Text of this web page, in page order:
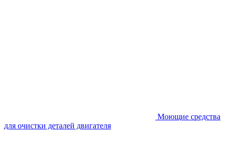
Моющие средства
для очистки деталей двигателя